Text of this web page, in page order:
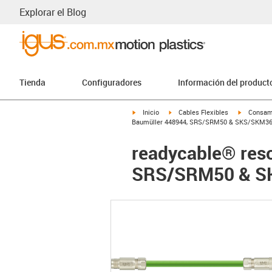
Explorar el Blog
Tienda Configuradores Información del
igus-icon-arrow-right
Inicio igus-icon-arrow-right
Cables Flexibles igus-
Baumüller 448944, SRS/SRM50 & SKS/
readycable®
SRS/SRM50 &